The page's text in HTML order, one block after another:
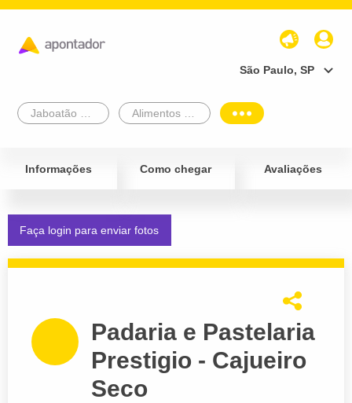
São Paulo, SP
Informações Como chegar Avaliações
Faça login para enviar fotos
Padaria e Pastelaria
Prestigio - Cajueiro
Seco